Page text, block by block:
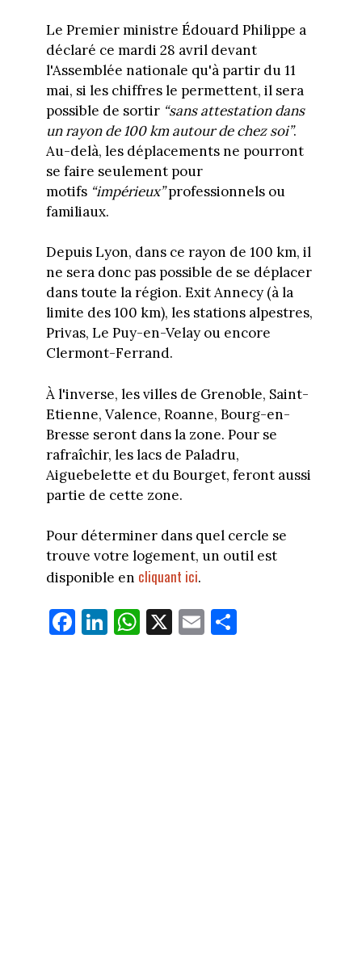
Le Premier ministre Édouard Philippe a
déclaré ce mardi 28 avril devant
l'Assemblée nationale qu'à partir du 11
mai, si les chiffres le permettent, il sera
possible de sortir “sans attestation dans
un rayon de 100 km autour de chez soi”.
Au-delà, les déplacements ne pourront
se faire seulement pour
motifs “impérieux”professionnels ou
familiaux.
Depuis Lyon, dans ce rayon de 100 km, il
ne sera donc pas possible de se déplacer
dans toute la région. Exit Annecy (à la
limite des 100 km), les stations alpestres,
Privas, Le Puy-en-Velay ou encore
Clermont-Ferrand.
À l'inverse, les villes de Grenoble, Saint-
Etienne, Valence, Roanne, Bourg-en-
Bresse seront dans la zone. Pour se
rafraîchir, les lacs de Paladru,
Aiguebelette et du Bourget, feront aussi
partie de cette zone.
Pour déterminer dans quel cercle se
trouve votre logement, un outil est
disponible en cliquant ici.
Fa
ce
Li
nk
W
ha
X E
m
Pa